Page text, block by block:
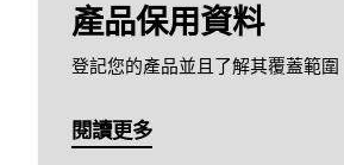
產品保用資料
登記您的產品並且了解其覆蓋範圍
閱讀更多